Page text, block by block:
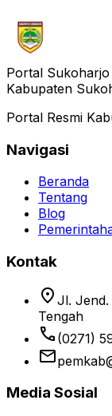
Portal Sukoharjo
Kabupaten
Portal Resmi
Navigasi
Beranda
Tentang
Blog
Kontak
location_on Jl. Jend.
Tengah
phone (0271)
email
Media Sosial